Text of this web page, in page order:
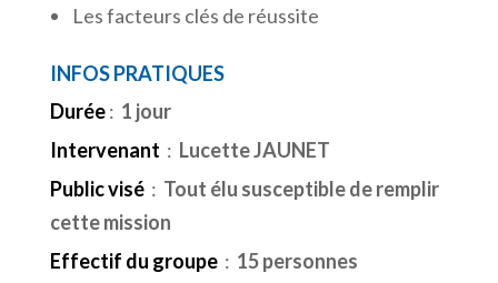
Les facteurs clés de réussite
INFOS PRATIQUES
Durée: 1 jour
Intervenant : Lucette JAUNET
Public visé : Tout élu susceptible de remplir
cette mission
Effectif du groupe: 15 personnes